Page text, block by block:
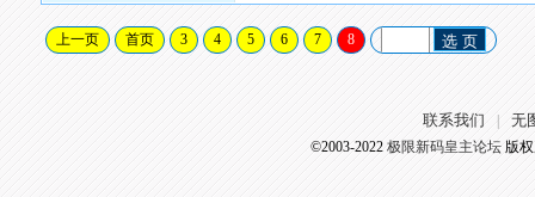
上一页 首页 3 4 5 6 7 8 选 页
联系我们 无
©2003-2022 极限新码皇主论坛版权